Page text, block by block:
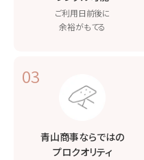
ご利用日前後に
余裕がもてる
03
青山商事ならではの
プロクオリティ